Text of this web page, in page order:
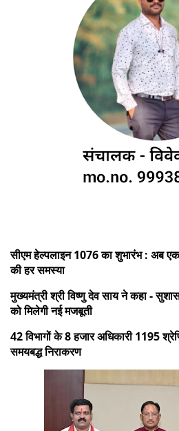
सीएम हेल्पलाइन 1076 का शुभारंभ : अब
की हर समस्या
मुख्यमंत्री श्री विष्णु देव साय ने कहा -
को मिलेगी नई मजबूती
42 विभागों के 8 हजार अधिकारी 1195
समयबद्ध निराकरण